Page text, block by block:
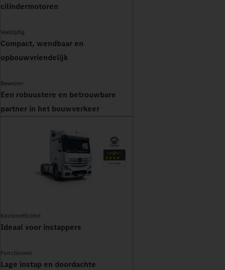
cilindermotoren
Veelzijdig
Compact, wendbaar en
opbouwvriendelijk
Bewezen
Een robuustere en betrouwbare
partner in het bouwverkeer
Kostenefficiënt
Ideaal voor instappers
Functioneel
Lage instap en doordachte